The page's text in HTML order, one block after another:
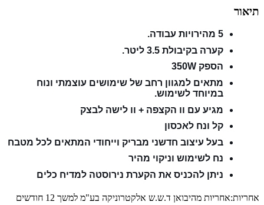
תיאור
5 מהירויות עבודה.
קערה בקיבולת 3.5 ליטר.
הספק 350W
מתאים למגוון רחב של שימושים עוצמתי ונוח
במיוחד לשימוש.
מגיע עם וו הקצפה + וו לישה לבצק
קל ונח לאכסון
בעל עיצוב חדשני מבריק וייחודי המתאים לכל מטבח
נח לשימוש וניקוי מהיר
ניתן להכניס את הקערת נירוסטה למדיח כלים
אחריות:אחריות מהיבואן ד.ש.ש אלקטרוניקה בע"מ למשך 12 חודשים